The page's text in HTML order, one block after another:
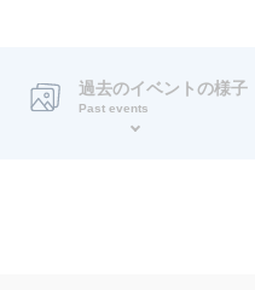
過去のイベントの様子
Past events